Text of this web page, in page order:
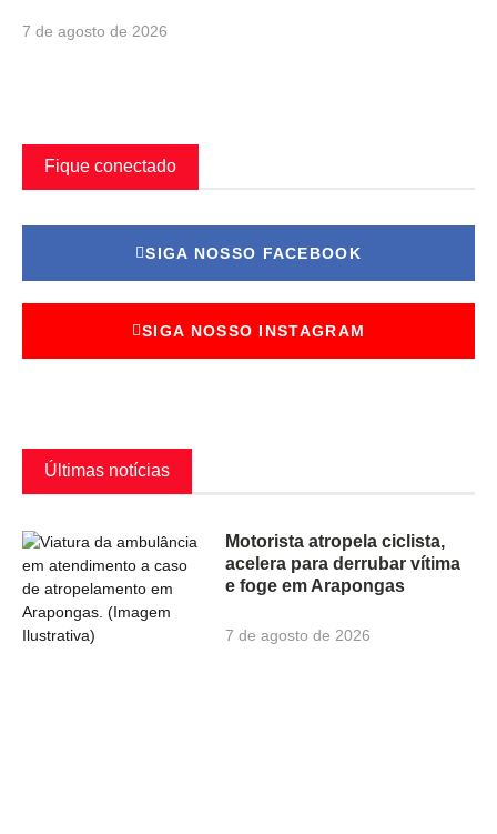
7 de agosto de 2026
Fique conectado
SIGA NOSSO FACEBOOK
SIGA NOSSO INSTAGRAM
Últimas notícias
Motorista atropela ciclista,
acelera para derrubar vítima
e foge em Arapongas
7 de agosto de 2026